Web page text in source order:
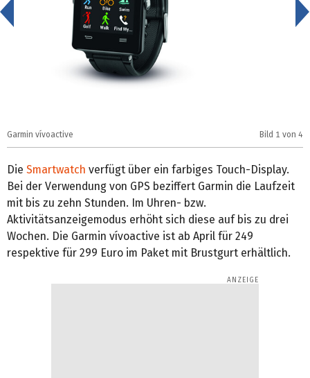
Garmin vívoactive Bild 1 von 4
<
Die Smartwatch verfügt über ein farbiges Touch-Display.
Bei der Verwendung von GPS beziffert Garmin die Laufzeit
mit bis zu zehn Stunden. Im Uhren- bzw.
Aktivitätsanzeigemodus erhöht sich diese auf bis zu drei
Wochen. Die Garmin vívoactive ist ab April für 249
respektive für 299 Euro im Paket mit Brustgurt erhältlich.